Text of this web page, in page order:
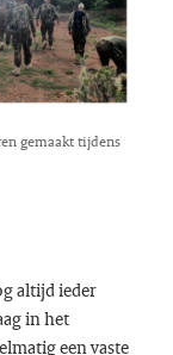
gemaakt tijdens
altijd ieder
in het
een vaste